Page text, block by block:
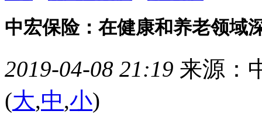
中宏保险：在健康和养老领域
2019-04-08 21:19 来源：
(大,中,小)